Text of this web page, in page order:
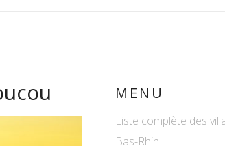
MENU
Liste complète des
Bas-Rhin